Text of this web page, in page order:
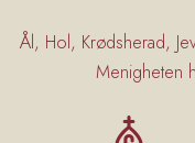
Ål, Hol, Krødsherad,
Menigheten